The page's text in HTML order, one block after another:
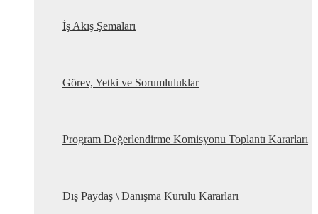
İş Akış Şemaları
Görev, Yetki ve Sorumluluklar
Program Değerlendirme Komisyonu Toplantı Kararları
Dış Paydaş \ Danışma Kurulu Kararları